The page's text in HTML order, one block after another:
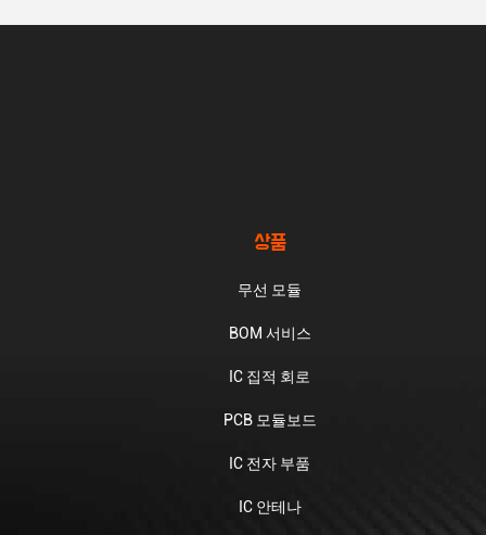
상품
무선 모듈
BOM 서비스
IC 집적 회로
PCB 모듈보드
IC 전자 부품
IC 안테나